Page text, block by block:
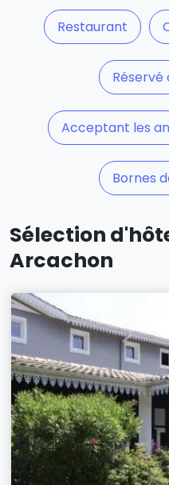
Restaurant
Réservé
Acceptant les
Bornes
Sélection
Arcachon